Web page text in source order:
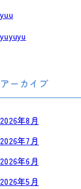
yuu
yuyuyu
アーカイブ
2026年8月
2026年7月
2026年6月
2026年5月